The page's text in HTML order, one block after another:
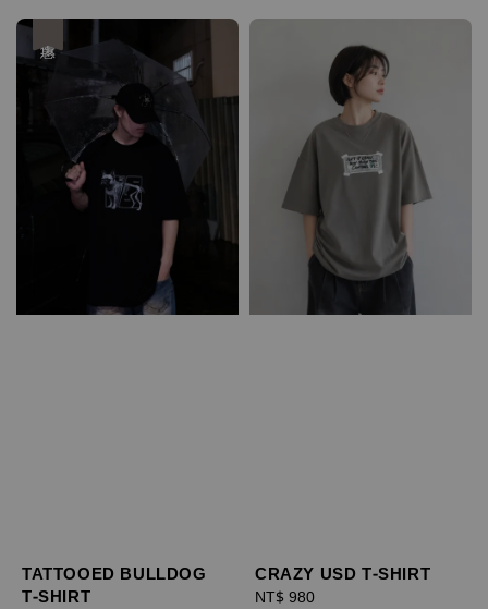
TATTOOED BULLDOG
T-SHIRT
CRAZY USD T-SHIRT
Regular
NT$ 980